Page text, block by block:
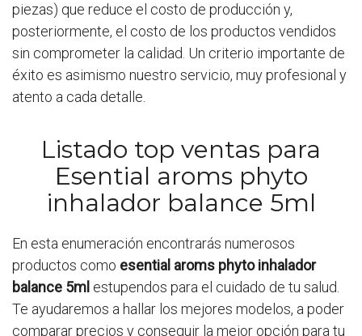
piezas) que reduce el costo de producción y,
posteriormente, el costo de los productos vendidos
sin comprometer la calidad. Un criterio importante de
éxito es asimismo nuestro servicio, muy profesional y
atento a cada detalle.
Listado top ventas para
Esential aroms phyto
inhalador balance 5ml
En esta enumeración encontrarás numerosos
productos como esential aroms phyto inhalador
balance 5ml estupendos para el cuidado de tu salud.
Te ayudaremos a hallar los mejores modelos, a poder
comparar precios y conseguir la mejor opción para tu